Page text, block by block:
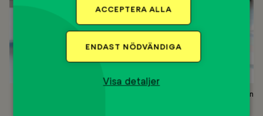
Cecilia Eriksson
ACCEPTERA ALLA
ENDAST NÖDVÄNDIGA
Visa detaljer